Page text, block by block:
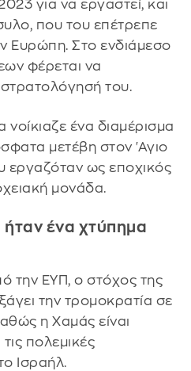
για να εργαστεί, και
που του επέτρεπε
Ευρώπη. Στο ενδιάμεσο
φέρεται να
του.
νοίκιαζε ένα διαμέρισμα
μετέβη στον 'Αγιο
εργαζόταν ως εποχικός
μονάδα.
ήταν ένα χτύπημα
την ΕΥΠ, ο στόχος της
την τρομοκρατία σε
η Χαμάς είναι
πολεμικές
Ισραήλ.